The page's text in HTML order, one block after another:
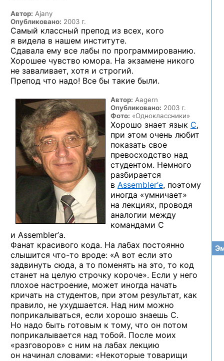
Автор: Ajany
Опубликовано: 2003 г.
Самый классный препод из всех, кого
я видела в нашем институте.
Сдавала ему все лабы по программированию.
Хорошее чувство юмора. На экзамене никого
не заваливает, хотя и строгий.
Препод что надо! Все бы такие были.
Автор: Aagern
Опубликовано: 2003 г.
Фото: «Одноклассники»
Хорошо знает язык C,
при этом очень любит
показать свое
превосходство над
студентом. Немного
разбирается
в Assembler’е, поэтому
иногда «умничает»
на лекциях, проводя
аналогии между
командами C
и Assembler’а.
Фанат красивого кода. На лабах постоянно
слышится что-то вроде: «А вот если это
задвинуть сюда, а то поменять на это, то код
станет на целую строчку короче». Если у него
плохое настроение, может иногда начать
кричать на студентов, при этом результат, как
правило, не ухудшается. Над ним можно
поприкалываться, если хорошо знаешь C.
Но надо быть готовым к тому, что он потом
поприкалывается над тобой. После моих
«разговоров» с ним на лабах лекцию
он начинал словами: «Некоторые товарищи